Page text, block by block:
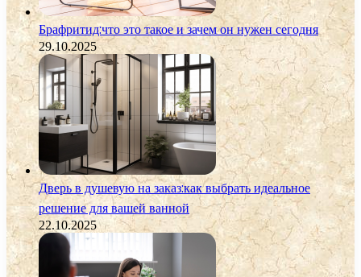
Брафритид:что это такое и зачем он нужен сегодня
29.10.2025
Дверь в душевую на заказ:как выбрать идеальное
решение для вашей ванной
22.10.2025